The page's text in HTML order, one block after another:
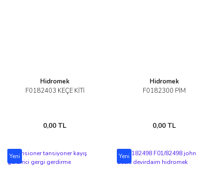
Hidromek
F0182403 KEÇE KİTİ
0,00 TL
Hidromek
F0182300 PİM
0,00 TL
Yeni Yeni